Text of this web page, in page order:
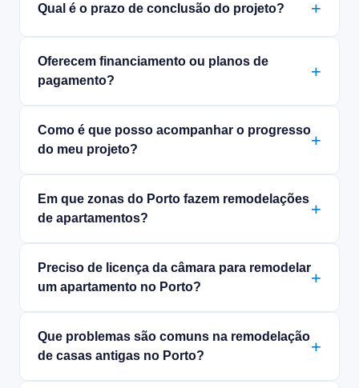
Qual é o prazo de conclusão do projeto?
Oferecem financiamento ou planos de
pagamento?
Como é que posso acompanhar o progresso
do meu projeto?
Em que zonas do Porto fazem remodelações
de apartamentos?
Preciso de licença da câmara para remodelar
um apartamento no Porto?
Que problemas são comuns na remodelação
de casas antigas no Porto?